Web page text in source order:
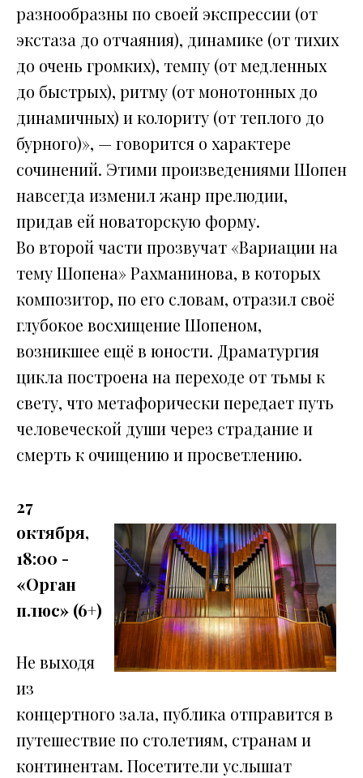
разнообразны по своей экспрессии (от
экстаза до отчаяния), динамике (от тихих
до очень громких), темпу (от медленных
до быстрых), ритму (от монотонных до
динамичных) и колориту (от теплого до
бурного)», — говорится о характере
сочинений. Этими произведениями Шопен
навсегда изменил жанр прелюдии,
придав ей новаторскую форму.
Во второй части прозвучат «Вариации на
тему Шопена» Рахманинова, в которых
композитор, по его словам, отразил своё
глубокое восхищение Шопеном,
возникшее ещё в юности. Драматургия
цикла построена на переходе от тьмы к
свету, что метафорически передает путь
человеческой души через страдание и
смерть к очищению и просветлению.
27
октября,
18:00 -
«Орган
плюс» (6+)
Не выходя
из
концертного зала, публика отправится в
путешествие по столетиям, странам и
континентам. Посетители услышат